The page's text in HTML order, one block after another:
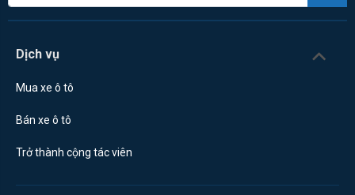
Dịch vụ
Mua xe ô tô
Bán xe ô tô
Trở thành cộng tác viên